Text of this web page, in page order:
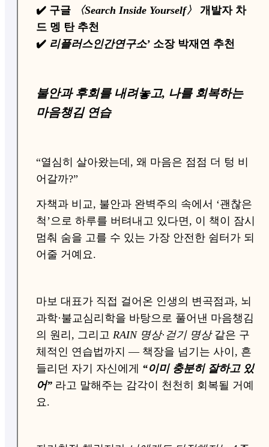
✔️ 구글
〈Search Inside Yourself〉
개발자 차
드 멩 탄 추천
✔️ 리플러스인간연구소’ 소장 박재연 추천
불안과 후회를 내려놓고, 나를 회복하는
마음챙김 연습
“열심히 살아왔는데, 왜 마음은 점점 더 텅 비
어갈까?”
자책과 비교, 불안과 완벽주의 속에서 ‘괜찮은
척’으로 하루를 버텨내고 있다면, 이 책이 잠시
멈춰 숨을 고를 수 있는 가장 안전한 쉼터가 되
어줄 거예요.
마보 대표가 직접 걸어온 인생의 변곡점과, 뇌
과학·불교심리학을 바탕으로 풀어낸 마음챙김
의 원리, 그리고 RAIN 명상· 걷기 명상같은 구
체적인 연습법까지 — 책장을 넘기는 사이, 흔
들리던 자기 자신에게 “이미 충분히 잘하고 있
어” 라고 말해주는 감각이 천천히 회복될 거예
요.